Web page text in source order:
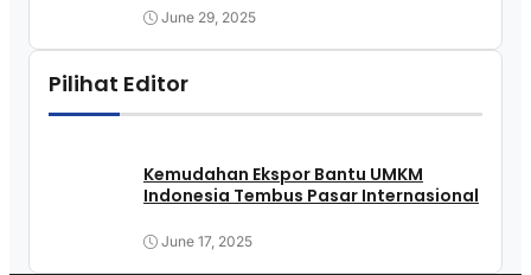
June 29, 2025
Pilihat Editor
Kemudahan Ekspor Bantu UMKM
Indonesia Tembus Pasar Internasional
June 17, 2025